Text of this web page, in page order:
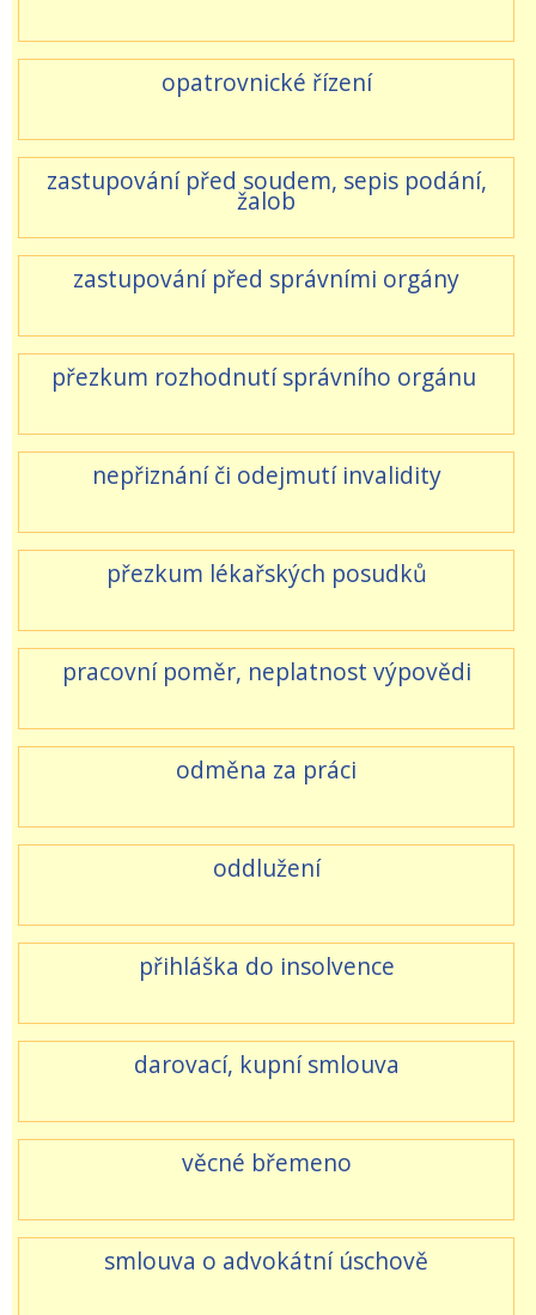
opatrovnické řízení
zastupování před soudem, sepis podání,
žalob
zastupování před správními orgány
přezkum rozhodnutí správního orgánu
nepřiznání či odejmutí invalidity
přezkum lékařských posudků
pracovní poměr, neplatnost výpovědi
odměna za práci
oddlužení
přihláška do insolvence
darovací, kupní smlouva
věcné břemeno
smlouva o advokátní úschově